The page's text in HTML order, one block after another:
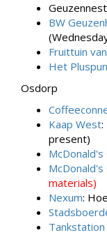
BW
Fruittuin
Het
Osdorp
Kaap West:
present)
materials)
Nexum: